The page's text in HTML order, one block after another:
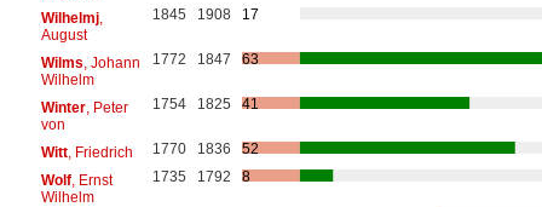
Wilhelmj,
August
1845 1908 17
Wilms , Johann
Wilhelm
1772 1847 63
Winter, Peter
von
1754 1825 41
Witt, Friedrich 1770 1836
52
Wolf, Ernst
Wilhelm
1735 1792 8